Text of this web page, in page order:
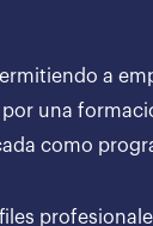
a
una
como